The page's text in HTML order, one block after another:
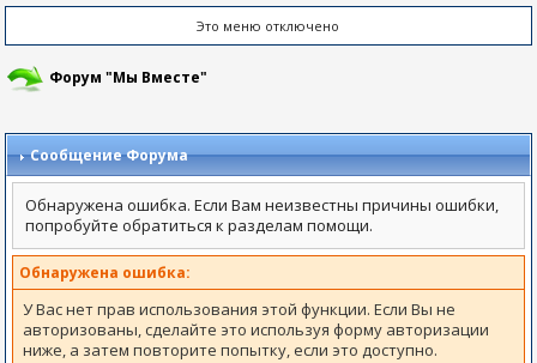
Это меню отключено
Форум "Мы Вместе"
Сообщение Форума
Обнаружена ошибка. Если Вам неизвестны причины ошибки,
попробуйте обратиться к разделам помощи.
Обнаружена ошибка:
У Вас нет прав использования этой функции. Если Вы не
авторизованы, сделайте это используя форму авторизации
ниже, а затем повторите попытку, если это доступно.